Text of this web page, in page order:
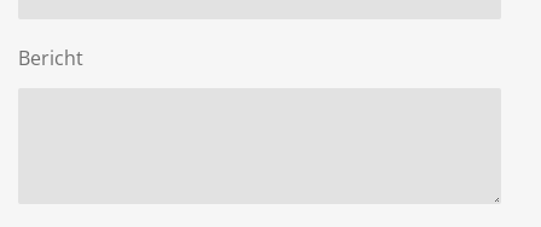
Bericht